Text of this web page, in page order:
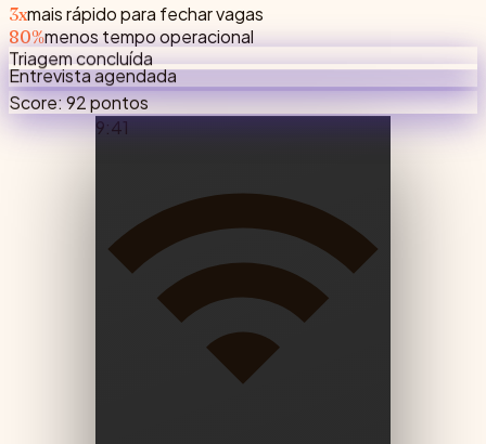
3xmais rápido para fechar vagas
80%menos tempo operacional
Triagem concluída
Entrevista agendada
Score: 92 pontos
9:41